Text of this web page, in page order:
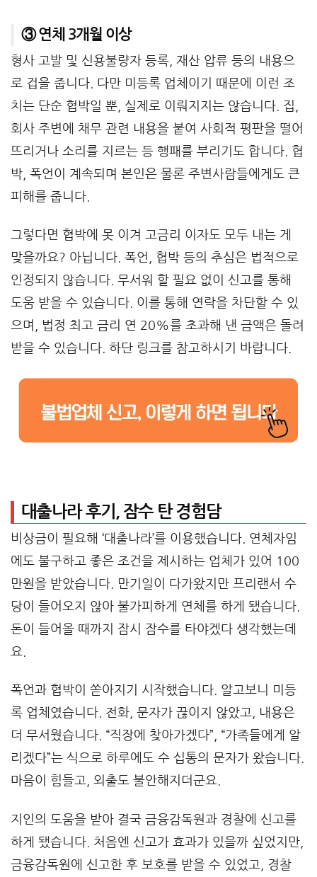
③ 연체 3개월 이상
형사 고발 및 신용불량자 등록, 재산 압류 등의 내용으
로 겁을 줍니다. 다만 미등록 업체이기 때문에 이런 조
치는 단순 협박일 뿐, 실제로 이뤄지지는 않습니다. 집,
회사 주변에 채무 관련 내용을 붙여 사회적 평판을 떨어
뜨리거나 소리를 지르는 등 행패를 부리기도 합니다. 협
박, 폭언이 계속되며 본인은 물론 주변사람들에게도 큰
피해를 줍니다.
그렇다면 협박에 못 이겨 고금리 이자도 모두 내는 게
맞을까요? 아닙니다. 폭언, 협박 등의 추심은 법적으로
인정되지 않습니다. 무서워 할 필요 없이 신고를 통해
도움 받을 수 있습니다. 이를 통해 연락을 차단할 수 있
으며, 법정 최고 금리 연 20%를 초과해 낸 금액은 돌려
받을 수 있습니다. 하단 링크를 참고하시기 바랍니다.
대출나라 후기, 잠수 탄 경험담
비상금이 필요해 ‘대출나라’를 이용했습니다. 연체자임
에도 불구하고 좋은 조건을 제시하는 업체가 있어 100
만원을 받았습니다. 만기일이 다가왔지만 프리랜서 수
당이 들어오지 않아 불가피하게 연체를 하게 됐습니다.
돈이 들어올 때까지 잠시 잠수를 타야겠다 생각했는데
요.
폭언과 협박이 쏟아지기 시작했습니다. 알고보니 미등
록 업체였습니다. 전화, 문자가 끊이지 않았고, 내용은
더 무서웠습니다. “직장에 찾아가겠다”, “가족들에게 알
리겠다”는 식으로 하루에도 수 십통의 문자가 왔습니다.
마음이 힘들고, 외출도 불안해지더군요.
지인의 도움을 받아 결국 금융감독원과 경찰에 신고를
하게 됐습니다. 처음엔 신고가 효과가 있을까 싶었지만,
금융감독원에 신고한 후 보호를 받을 수 있었고, 경찰